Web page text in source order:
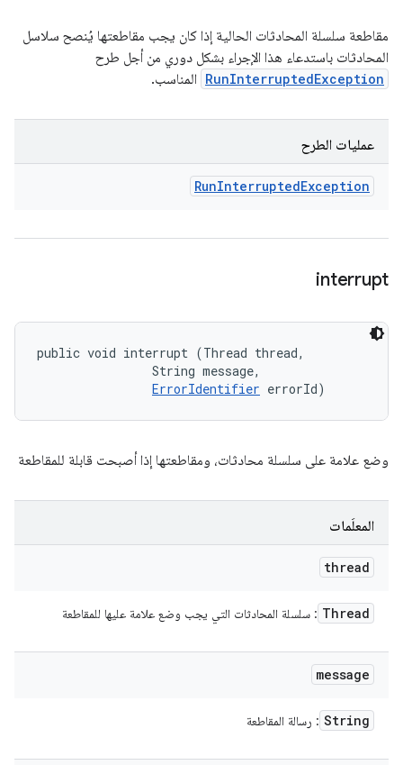
مقاطعة سلسلة المحادثات الحالية إذا كان يجب مقاطعتها يُنصح سلاسل
المحادثات باستدعاء هذا الإجراء بشكل دوري من أجل طرح
RunInterruptedException المناسب.
عمليات الطرح
RunInterruptedException
interrupt
public void interrupt (Thread thread,
                String message,
ErrorIdentifier errorId)
وضع علامة على سلسلة محادثات، ومقاطعتها إذا أصبحت قابلة للمقاطعة
المعلَمات
thread
Thread : سلسلة المحادثات التي يجب وضع علامة عليها للمقاطعة
message
String : رسالة المقاطعة